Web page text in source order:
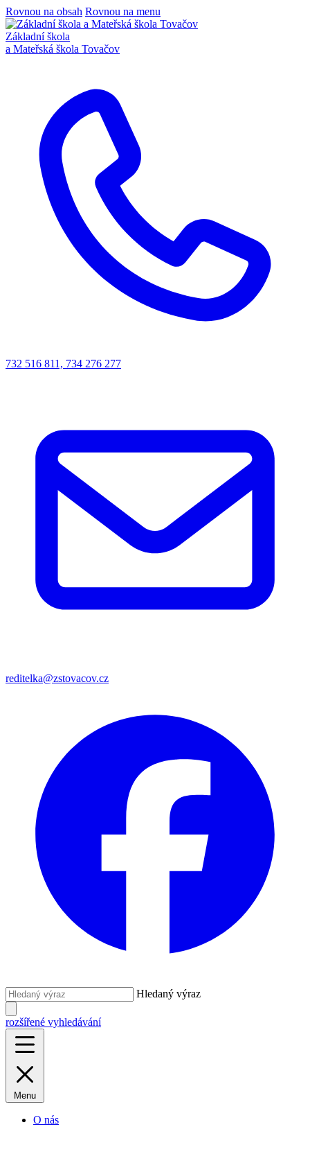
Rovnou na obsah Rovnou na menu
Základní škola
a Mateřská škola Tovačov
732 516 811, 734 276 277
reditelka@zstovacov.cz
Hledaný výraz
rozšířené vyhledávání
Menu
O nás